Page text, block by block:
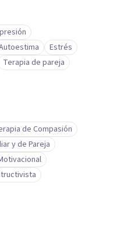
Estrés
Terapia de pareja
de Compasión
y de Pareja